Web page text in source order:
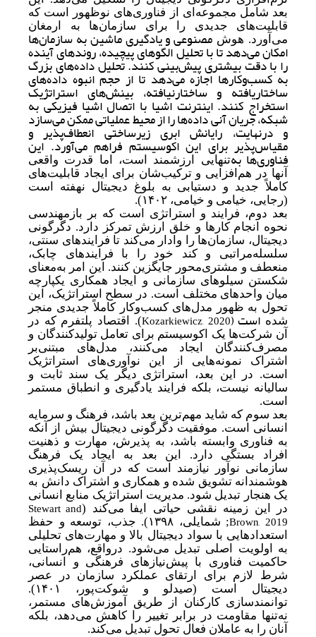
بعد شامل مجموعه‌ای از فناوری‌های نوظهور است که
قابلیت‌های جدیدی را برای سازمان‌ها به ارمغان
می‌آورد. هوش مصنوعی و یادگیری ماشین به سازمان‌ها
امکان می‌دهد تا با تحلیل الگوهای پیچیده، روندهای آینده
را با دقت بیشتری پیش‌بینی کنند. تحلیل داده‌های بزرگ
به کسب‌وکارها اجازه می‌دهد تا از حجم انبوه داده‌های
ساختاریافته و ساختارنیافته، بینش‌های استراتژیک
استخراج کنند. اینترنت اشیا با اتصال اشیا فیزیکی به
شبکه، جریان آنی داده‌ها را از محیط عملیاتی ممکن می‌سازد
و درنهایت، رایانش ابری زیرساختی انعطاف‌پذیر و
مقیاس‌پذیر برای این اکوسیستم فراهم می‌آورد. این
فناوری‌ها بهتنهایی ارزشمند است، اما قدرت واقعی
آنها در هم‌افزایی و ترکیبشان برای ایجاد قابلیت‌های
کاملاً جدید و دستیابی به بلوغ دیجیتال نهفته است
(رجایی، خیامی و خیامی، ۱۴۰۲).
بعد دوم، فرایند و استراتژی است که بر بازمهندسی
نحوه انجام کارها و خلق ارزش تمرکز دارد. دگرگونی
دیجیتال، سازمان‌ها را وادار می‌کند تا فرایندهای سنتی،
سلسله‌مراتبی و کند خود را با فرایندهای چابک،
منعطف و مشتری‌محور جایگزین کنند. این امر بهمعنای
شکستن سیلوهای سازمانی و ایجاد همکاری یکپارچه
میان واحدهای مختلف است. در سطح استراتژیک، این
تحول به ظهور مدل‌های کسب‌وکار کاملاً جدیدی منجر
شده است(
Kozarkiewicz, 2020). اقتصاد پلتفرم که در
آن شرکت‌ها یک اکوسیستم برای تعامل تولیدکنندگان و
مصرف‌کنندگان ایجاد می‌کنند، مدل‌های مبتنی‌بر
اشتراک نمونه‌هایی از این نوآوری‌های استراتژیک
است. در این بعد، استراتژی دیگر یک سند ثابت و
سالیانه نیست، بلکه فرایند یادگیری و انطباق مستمر
است.
بعد سوم که شاید مهم‌ترین بعد باشد، فرهنگ و سرمایه
انسانی است. موفقیت دگرگونی دیجیتال بیش از آنکه
به فناوری وابسته باشد، به پذیرش، مهارت و ذهنیت
افراد بستگی دارد. این بعد به ایجاد یک فرهنگ
سازمانی نوآور نیازمند است که در آن ریسک‌پذیری
هوشمندانه تشویق شده و همکاری و اشتراک دانش به
یک هنجار تبدیل شود. مدیریت استراتژیک منابع انسانی
در این زمینه نقشی حیاتی ایفا می‌کند (Stewart and
Brown, 2019
; شمایلی، ۱۳۹۸). جذب، توسعه و حفظ
استعدادهایی با سواد دیجیتال بالا و مهارت‌های تحلیلی
به اولویت اصلی تبدیل می‌شود. درواقع، هم‌راستایی
حاکمیت فناوری با پیش‌نیازهای فرهنگی و انسانی،
شرط لازم برای ارتقای عملکرد سازمان در عصر
دیجیتال است (صیدلو و شوکت‌پور، ۱۴۰۱).
توانمندسازی کارکنان از طریق آموزش‌های مستمر،
نهتنها مقاومت در برابر تغییر را کاهش می‌دهد، بلکه
آنان را به عاملان فعال تحول تبدیل می‌کند.